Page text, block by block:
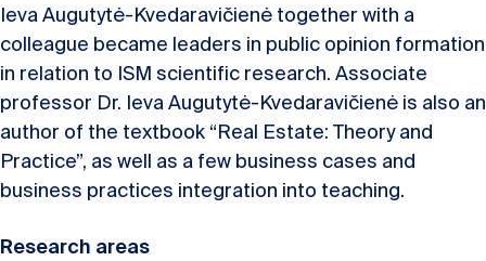
Ieva Augutytė-Kvedaravičienė together with a
colleague became leaders in public opinion formation
in relation to ISM scientific research. Associate
professor Dr. Ieva Augutytė-Kvedaravičienė is also an
author of the textbook “Real Estate: Theory and
Practice”, as well as a few business cases and
business practices integration into teaching.
Research areas